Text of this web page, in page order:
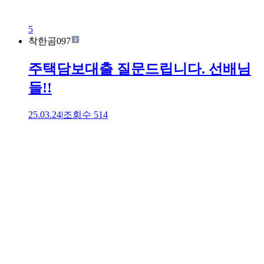
5
착한곰097
주택담보대출 질문드립니다. 선배님
들!!
25.03.24|조회수 514